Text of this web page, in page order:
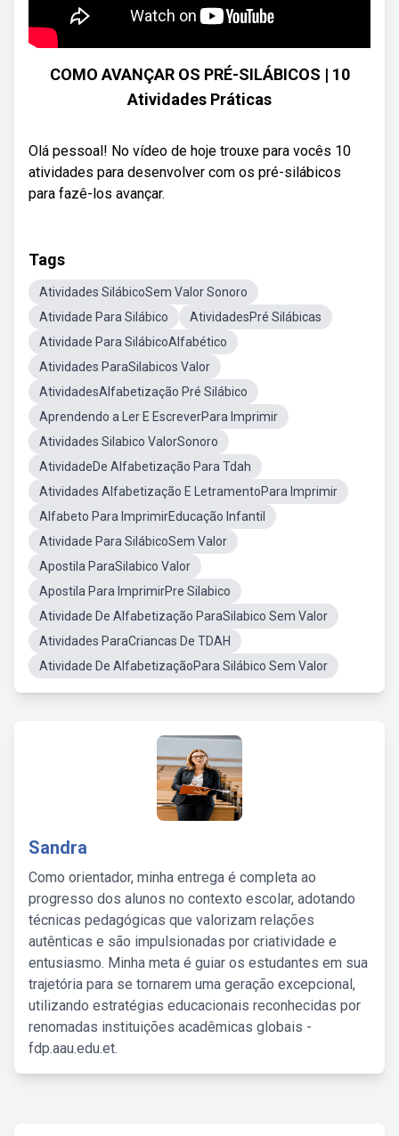
COMO AVANÇAR OS PRÉ-SILÁBICOS | 10
Atividades Práticas
Olá pessoal! No vídeo de hoje trouxe para vocês 10
atividades para desenvolver com os pré-silábicos
para fazê-los avançar.
Tags
Atividades SilábicoSem Valor Sonoro
Atividade Para Silábico
AtividadesPré Silábicas
Atividade Para SilábicoAlfabético
Atividades ParaSilabicos Valor
AtividadesAlfabetização Pré Silábico
Aprendendo a Ler E EscreverPara Imprimir
Atividades Silabico ValorSonoro
AtividadeDe Alfabetização Para Tdah
Atividades Alfabetização E LetramentoPara Imprimir
Alfabeto Para ImprimirEducação Infantil
Atividade Para SilábicoSem Valor
Apostila ParaSilabico Valor
Apostila Para ImprimirPre Silabico
Atividade De Alfabetização ParaSilabico Sem Valor
Atividades ParaCriancas De TDAH
Atividade De AlfabetizaçãoPara Silábico Sem Valor
Sandra
Como orientador, minha entrega é completa ao
progresso dos alunos no contexto escolar, adotando
técnicas pedagógicas que valorizam relações
autênticas e são impulsionadas por criatividade e
entusiasmo. Minha meta é guiar os estudantes em sua
trajetória para se tornarem uma geração excepcional,
utilizando estratégias educacionais reconhecidas por
renomadas instituições acadêmicas globais -
fdp.aau.edu.et.